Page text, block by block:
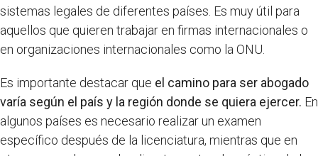
sistemas legales de diferentes países. Es muy útil para
aquellos que quieren trabajar en firmas internacionales o
en organizaciones internacionales como la ONU.
Es importante destacar que el camino para ser abogado
varía según el país y la región donde se quiera ejercer. En
algunos países es necesario realizar un examen
específico después de la licenciatura, mientras que en